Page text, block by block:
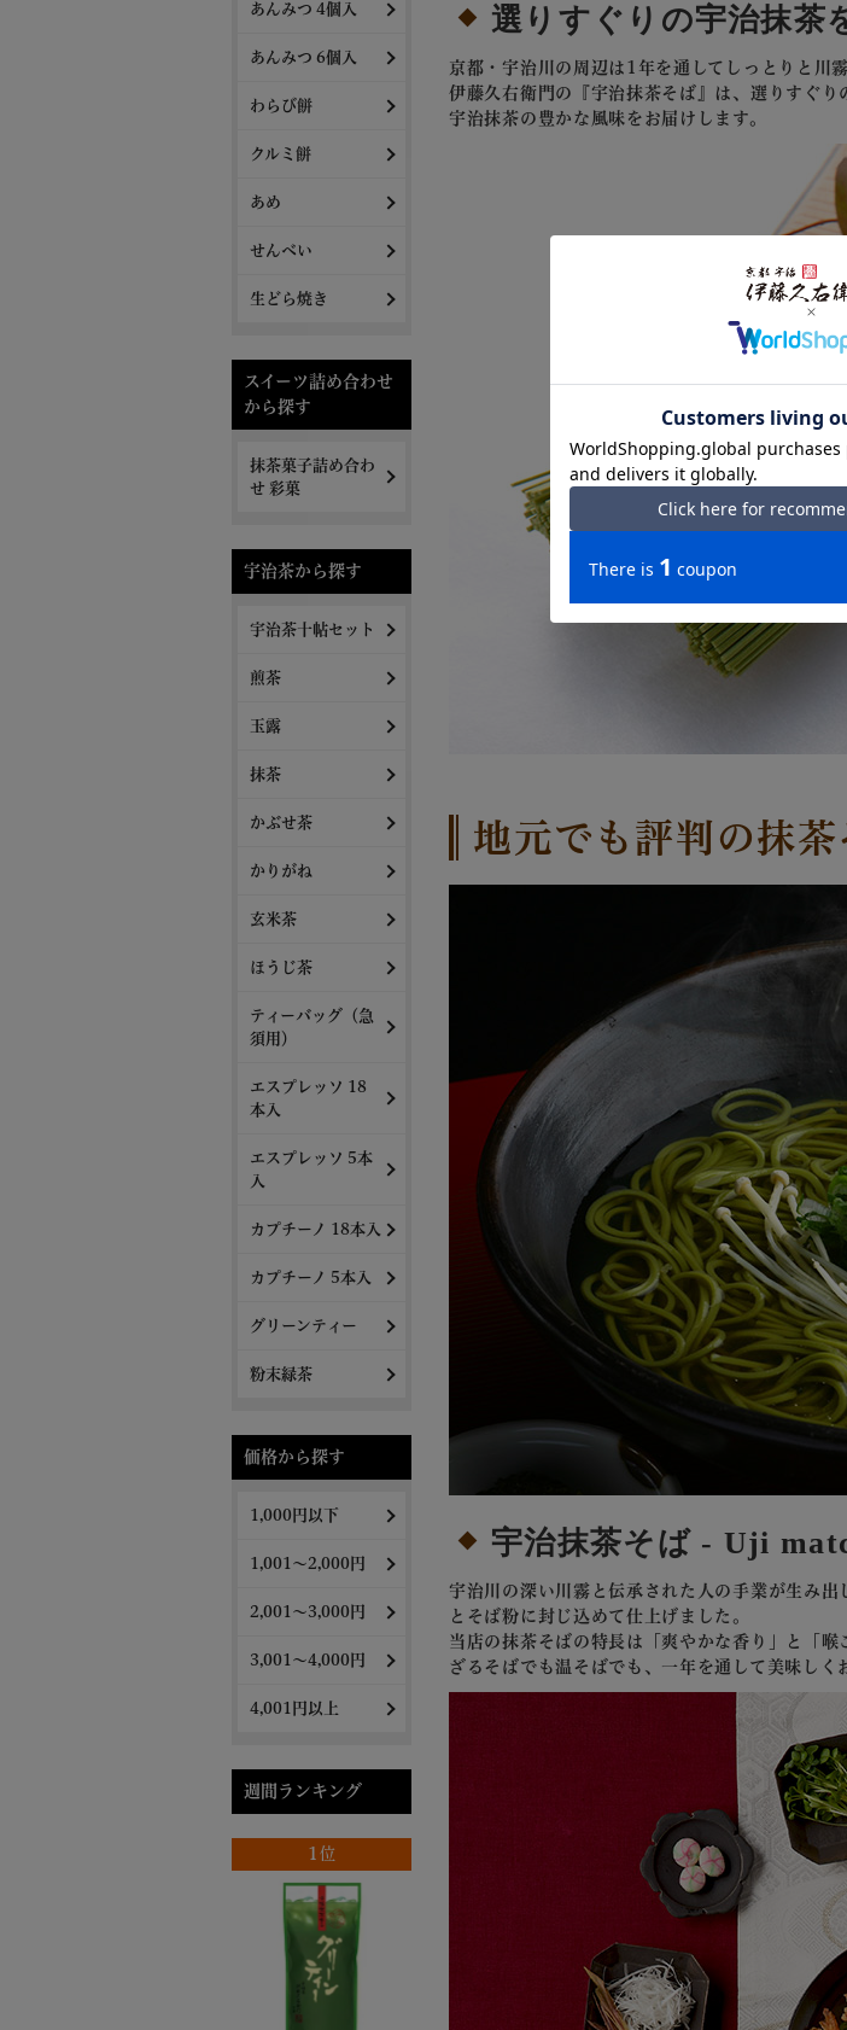
あんみつ 4個入
あんみつ 6個入
わらび餅
クルミ餅
あめ
せんべい
生どら焼き
スイーツ詰め合わせ
から探す
抹茶菓子詰め合わ
せ 彩菓
宇治茶から探す
宇治茶十帖セット
煎茶
玉露
抹茶
かぶせ茶
かりがね
玄米茶
ほうじ茶
ティーバッグ（急
須用）
エスプレッソ 18
本入
エスプレッソ 5本
入
カプチーノ 18本入
カプチーノ 5本入
グリーンティー
粉末緑茶
価格から探す
1,000円以下
1,001～2,000円
2,001～3,000円
3,001～4,000円
4,001円以上
週間ランキング
1位
選りすぐりの宇治抹茶
京都・宇治川の周辺は1年を通してしっとりと川
伊藤久右衛門の『宇治抹茶そば』は、選りすぐり
宇治抹茶の豊かな風味をお届けします。
地元でも評判の抹茶
宇治抹茶そば - Uji
宇治川の深い川霧と伝承された人の手業が生み
とそば粉に封じ込めて仕上げました。
当店の抹茶そばの特長は「爽やかな香り」と「喉
ざるそばでも温そばでも、一年を通して美味しく